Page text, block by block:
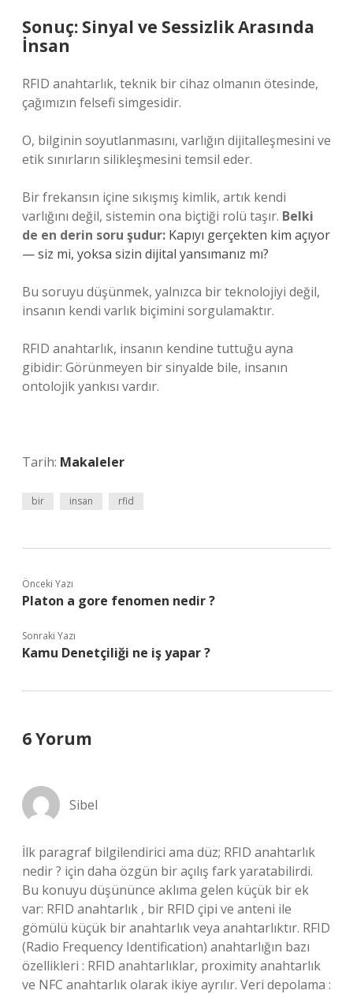
Sonuç: Sinyal ve Sessizlik Arasında
İnsan
RFID anahtarlık, teknik bir cihaz olmanın ötesinde,
çağımızın felsefi simgesidir.
O, bilginin soyutlanmasını, varlığın dijitalleşmesini ve
etik sınırların silikleşmesini temsil eder.
Bir frekansın içine sıkışmış kimlik, artık kendi
varlığını değil, sistemin ona biçtiği rolü taşır. Belki
de en derin soru şudur: Kapıyı gerçekten kim açıyor
— siz mi, yoksa sizin dijital yansımanız mı?
Bu soruyu düşünmek, yalnızca bir teknolojiyi değil,
insanın kendi varlık biçimini sorgulamaktır.
RFID anahtarlık, insanın kendine tuttuğu ayna
gibidir: Görünmeyen bir sinyalde bile, insanın
ontolojik yankısı vardır.
Tarih: Makaleler
bir insan rfid
Önceki Yazı
Platon a gore fenomen nedir ?
Sonraki Yazı
Kamu Denetçiliği ne iş yapar ?
6 Yorum
Sibel
İlk paragraf bilgilendirici ama düz; RFID anahtarlık
nedir ? için daha özgün bir açılış fark yaratabilirdi.
Bu konuyu düşününce aklıma gelen küçük bir ek
var: RFID anahtarlık , bir RFID çipi ve anteni ile
gömülü küçük bir anahtarlık veya anahtarlıktır. RFID
(Radio Frequency Identification) anahtarlığın bazı
özellikleri : RFID anahtarlıklar, proximity anahtarlık
ve NFC anahtarlık olarak ikiye ayrılır. Veri depolama :